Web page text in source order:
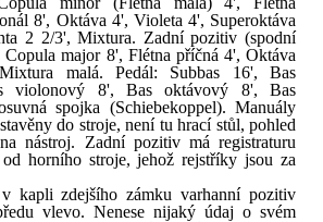
8', Oktáva 4', Violeta 4', Superoktáva
2 2/3', Mixtura. Zadní pozitiv (spodní
major 8', Flétna příčná 4', Oktáva
malá. Pedál: Subbas 16', Bas
violonový 8', Bas oktávový 8', Bas
spojka (Schiebekoppel). Manuály
do stroje, není tu hrací stůl, pohled
nástroj. Zadní pozitiv má registraturu
horního stroje, jehož rejstříky jsou za
kapli zdejšího zámku varhanní pozitiv
vlevo. Nenese nijaký údaj o svém